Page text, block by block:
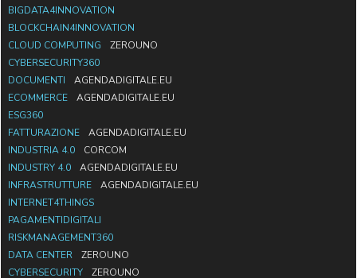
BIGDATA4INNOVATION
BLOCKCHAIN4INNOVATION
CLOUD COMPUTING
ZEROUNO
CYBERSECURITY360
DOCUMENTI
AGENDADIGITALE.EU
ECOMMERCE
AGENDADIGITALE.EU
ESG360
FATTURAZIONE
AGENDADIGITALE.EU
INDUSTRIA 4.0
CORCOM
INDUSTRY 4.0
AGENDADIGITALE.EU
INFRASTRUTTURE
AGENDADIGITALE.EU
INTERNET4THINGS
PAGAMENTIDIGITALI
RISKMANAGEMENT360
DATA CENTER
ZEROUNO
CYBERSECURITY
ZEROUNO